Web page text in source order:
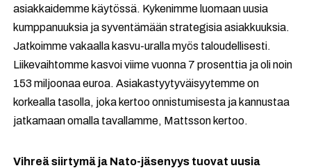
asiakkaidemme käytössä. Kykenimme luomaan uusia
kumppanuuksia ja syventämään strategisia asiakkuuksia.
Jatkoimme vakaalla kasvu-uralla myös taloudellisesti.
Liikevaihtomme kasvoi viime vuonna 7 prosenttia ja oli noin
153 miljoonaa euroa. Asiakastyytyväisyytemme on
korkealla tasolla, joka kertoo onnistumisesta ja kannustaa
jatkamaan omalla tavallamme, Mattsson kertoo.
Vihreä siirtymä ja Nato-jäsenyys tuovat uusia